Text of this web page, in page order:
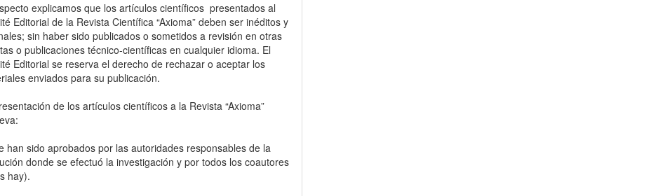
explicamos que los artículos científicos presentados al
Editorial de la Revista Científica “Axioma” deben ser inéditos y
sin haber sido publicados o sometidos a revisión en otras
o publicaciones técnico-científicas en cualquier idioma. El
Editorial se reserva el derecho de rechazar o aceptar los
enviados para su publicación.
de los artículos científicos a la Revista “Axioma”
han sido aprobados por las autoridades responsables de la
donde se efectuó la investigación y por todos los coautores
hay).